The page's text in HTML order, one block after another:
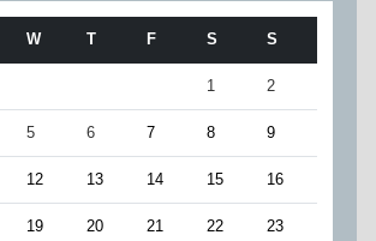
W T F S S
1 2
5 6 7 8 9
12 13 14 15 16
19 20 21 22 23